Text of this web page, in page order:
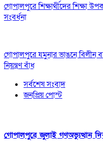
গোপালপুরে শিক্ষার্থীদের শিক্ষা
সংবর্ধনা
গোপালপুরে যমুনার ভাঙনে বিলীন
নিয়ন্ত্রণ বাঁধ
সর্বশেষ সংবাদ
জনপ্রিয় পোস্ট
গোপালপুরে জুলাই গণঅভ্যুত্থান